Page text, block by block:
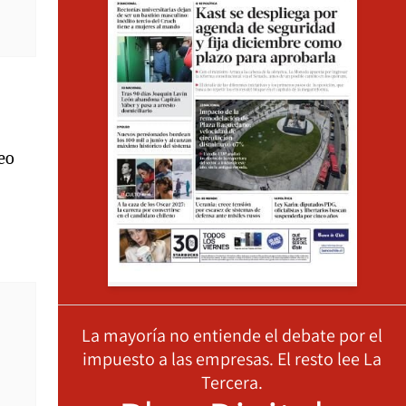
La mayoría no entiende el debate por el
impuesto a las empresas. El resto lee La
Tercera.